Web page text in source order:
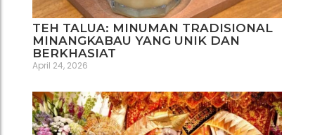
TEH TALUA: MINUMAN TRADISIONAL
MINANGKABAU YANG UNIK DAN
BERKHASIAT
April 24, 2026